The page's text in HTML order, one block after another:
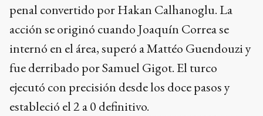
penal convertido por Hakan Calhanoglu. La
acción se originó cuando Joaquín Correa se
internó en el área, superó a Mattéo Guendouzi y
fue derribado por Samuel Gigot. El turco
ejecutó con precisión desde los doce pasos y
estableció el 2 a 0 definitivo.